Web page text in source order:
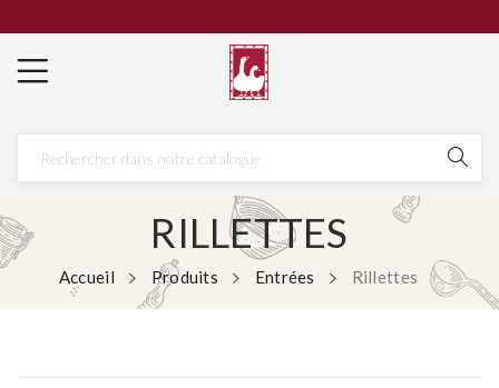
RILLETTES
Accueil Produits Entrées Rillettes